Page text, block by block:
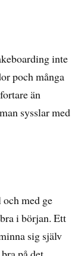
inte
poch många
än
sysslar med
med ge
i början. Ett
sig själv